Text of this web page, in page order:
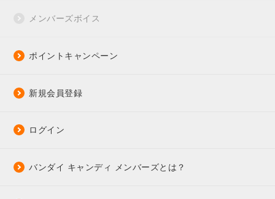
メンバーズボイス
ポイントキャンペーン
新規会員登録
ログイン
バンダイ キャンディ メンバーズとは？